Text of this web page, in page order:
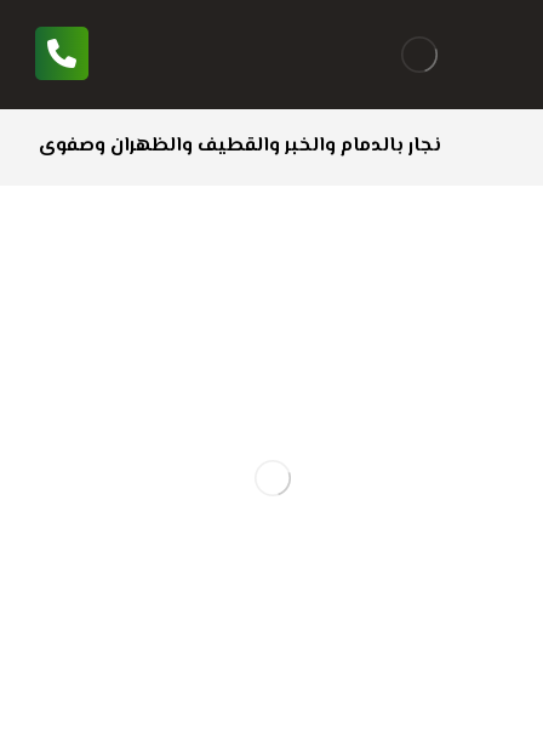
نجار بالدمام والخبر والقطيف والظهران وصفوى